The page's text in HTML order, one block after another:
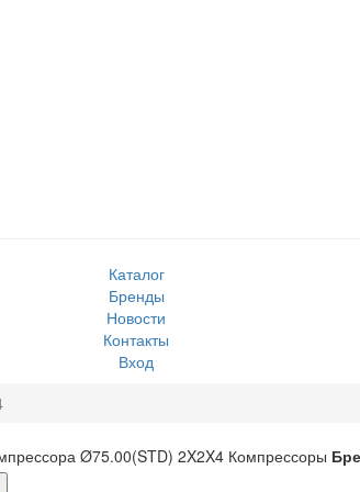
Каталог
Бренды
Новости
Контакты
Вход
Ø75.00(STD) 2X2X4 Компрессоры